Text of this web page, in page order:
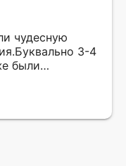
чудесную
3-4
были